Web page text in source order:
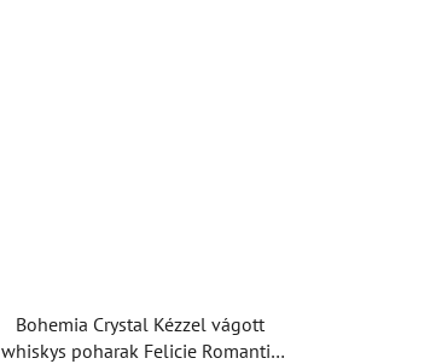
Bohemia Crystal Kézzel vágott
whiskys poharak Felicie Romantic